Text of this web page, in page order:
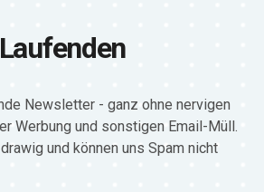
Newsletter - ganz ohne nervigen
Werbung und sonstigen Email-Müll.
und können uns Spam nicht